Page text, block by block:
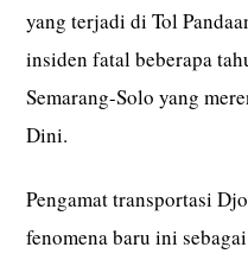
yang terjadi di Tol
insiden fatal beberapa
Semarang-Solo yang
Dini.
Pengamat transportasi
fenomena baru ini